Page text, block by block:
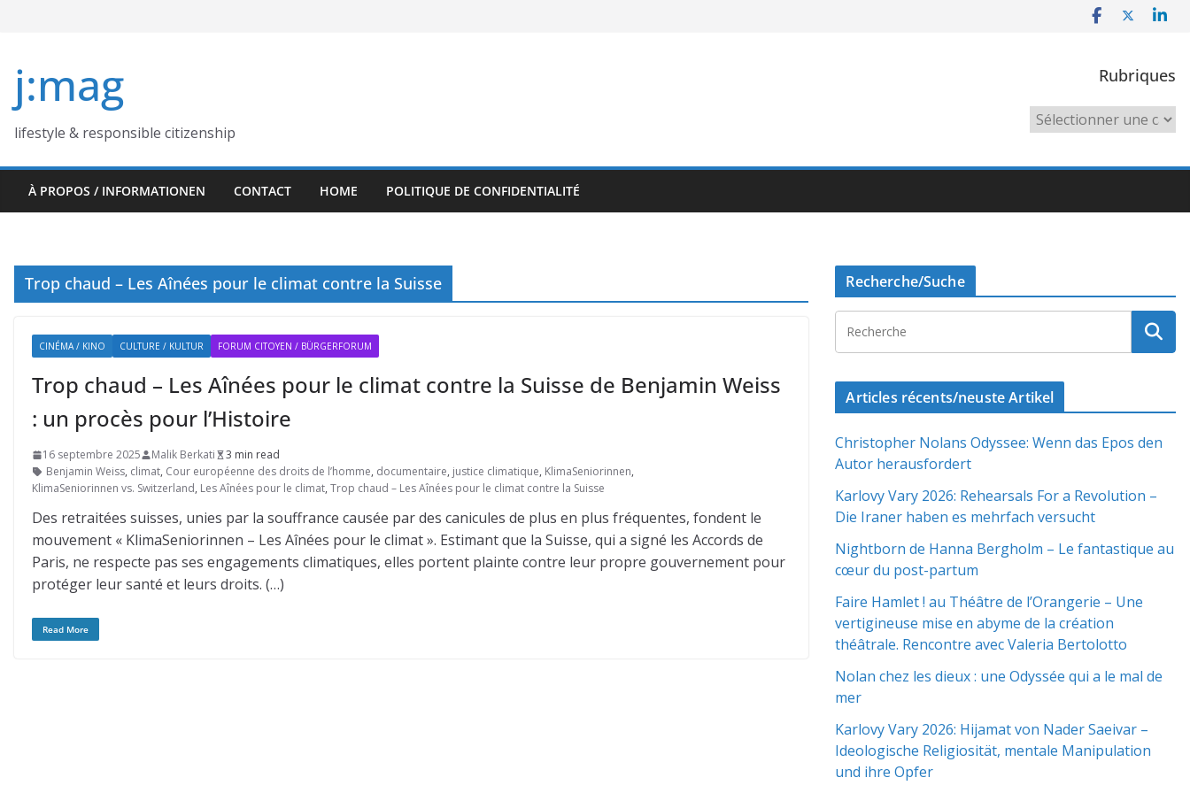
j:mag
lifestyle & responsible citizenship
Rubriques
Rubriques
À PROPOS / INFORMATIONEN CONTACT HOME POLITIQUE DE CONFIDENTIALITÉ
Trop chaud – Les Aînées pour le climat contre la Suisse
CINÉMA / KINO CULTURE / KULTUR FORUM CITOYEN / BÜRGERFORUM
Trop chaud – Les Aînées pour le climat contre la Suisse de Benjamin Weiss
: un procès pour l’Histoire
16 septembre 2025 Malik Berkati
3 min read
Benjamin Weiss, climat, Cour européenne des droits de l’homme, documentaire, justice climatique, KlimaSeniorinnen,
KlimaSeniorinnen vs. Switzerland, Les Aînées pour le climat, Trop chaud – Les Aînées pour le climat contre la Suisse
Des retraitées suisses, unies par la souffrance causée par des canicules de plus en plus fréquentes, fondent le
mouvement « KlimaSeniorinnen – Les Aînées pour le climat ». Estimant que la Suisse, qui a signé les Accords de
Paris, ne respecte pas ses engagements climatiques, elles portent plainte contre leur propre gouvernement pour
protéger leur santé et leurs droits. (…)
Read More
Recherche/Suche
Articles récents/neuste Artikel
Christopher Nolans Odyssee: Wenn das Epos den
Autor herausfordert
Karlovy Vary 2026: Rehearsals For a Revolution –
Die Iraner haben es mehrfach versucht
Nightborn de Hanna Bergholm – Le fantastique au
cœur du post-partum
Faire Hamlet ! au Théâtre de l’Orangerie – Une
vertigineuse mise en abyme de la création
théâtrale. Rencontre avec Valeria Bertolotto
Nolan chez les dieux : une Odyssée qui a le mal de
mer
Karlovy Vary 2026: Hijamat von Nader Saeivar​​ –
Ideologische Religiosität, mentale Manipulation
und ihre Opfer